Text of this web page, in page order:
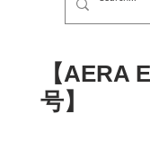
【AERA
号】